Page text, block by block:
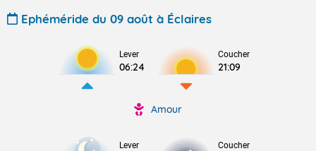
Ephéméride du 09 août à Éclaires
Lever
06:24
Coucher
21:09
Amour
Lever Coucher